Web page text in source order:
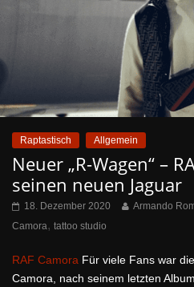
Raptastisch Allgemein
Neuer „R-Wagen“ –
seinen neuen Jaguar
18. Dezember 2020 Armando
Camora, tattoo studio
RAF Camora Für viele Fans war
Camora, nach seinem letzten